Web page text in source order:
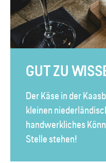
GUT ZU
Der Käse in der
kleinen
handwerkliches
Stelle stehen!